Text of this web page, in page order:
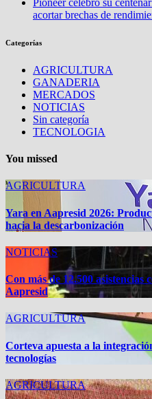
acortar brechas de
Categorías
AGRICULTURA
GANADERIA
MERCADOS
NOTICIAS
Sin categoría
TECNOLOGIA
You missed
AGRICULTURA
Yara en Aapresid 2026:
hacia la descarbonización
NOTICIAS
Con más de 12.500
Aapresid
AGRICULTURA
Corteva apuesta a la
tecnologías
AGRICULTURA